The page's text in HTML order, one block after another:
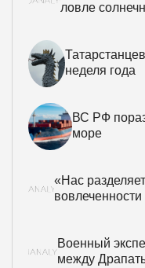
ловле
неделя года
ВС РФ
море
«Нас
Военный
между